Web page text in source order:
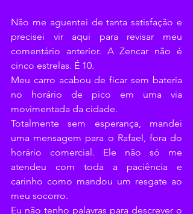
Não me aguentei de tanta satisfação e
precisei vir aqui para revisar meu
comentário anterior. A Zencar não é
cinco estrelas. É 10.
Meu carro acabou de ficar sem bateria
no horário de pico em uma via
movimentada da cidade.
Totalmente sem esperança, mandei
uma mensagem para o Rafael, fora do
horário comercial. Ele não só me
atendeu com toda a paciência e
carinho como mandou um resgate ao
meu socorro.
Eu não tenho palavras para descrever o